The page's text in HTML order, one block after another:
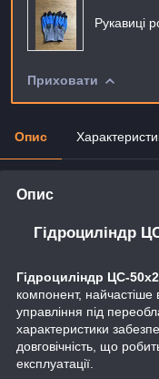
Рукавиці
Приховати
Опис
Опис
Гідроциліндр
Гідроциліндр ЦС-
компонент, найчастіше
управління під
характеристики
довговічність, що
експлуатації.